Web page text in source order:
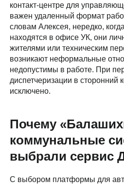
контакт-центре для
важен удаленный формат
словам Алексея, нередко,
находятся в офисе УК, они
жителями или техническим
возникают неформальные
недопустимы в работе. При
диспетчеризации в сторонний
исключено.
Почему
коммунальные
выбрали сервис
С выбором платформы для